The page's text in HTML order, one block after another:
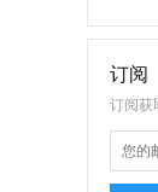
订阅
订阅获